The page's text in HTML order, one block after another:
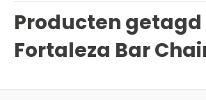
Producten
Fortaleza Bar